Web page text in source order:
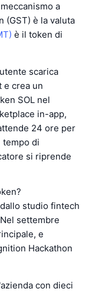
a
(GST) è la valuta
è il token di
scarica
e crea un
SOL nel
in-app,
24 ore per
di
si riprende
studio fintech
settembre
e
Hackathon
con dieci